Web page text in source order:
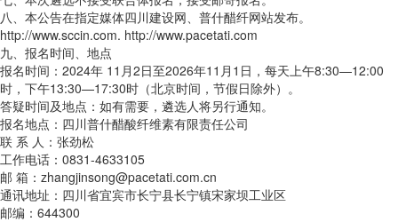
八、本公告在指定媒体四川建设网、普什醋纤网站发布。
http://www.sccin.com. http://www.pacetati.com
九、报名时间、地点
报名时间：2024年 11月2日至2026年11月1日，每天上午8:30—12:00
时，下午13:30—17:30时（北京时间，节假日除外）。
答疑时间及地点：如有需要，遴选人将另行通知。
报名地点：四川普什醋酸纤维素有限责任公司
联 系 人：张劲松
工作电话：0831-4633105
邮 箱：zhangjinsong@pacetati.com.cn
通讯地址：四川省宜宾市长宁县长宁镇宋家坝工业区
邮编：644300